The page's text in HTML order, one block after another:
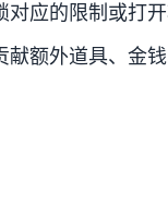
应的限制或打开
献额外道具、金